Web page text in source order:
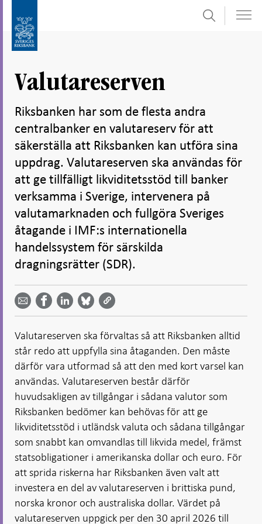
direkt
undersidor
Sök
Valutareserven
Riksbanken har som de flesta andra
centralbanker en valutareserv för att
säkerställa att Riksbanken kan utföra sina
uppdrag. Valutareserven ska användas för
att ge tillfälligt likviditetsstöd till banker
verksamma i Sverige, intervenera på
valutamarknaden och fullgöra Sveriges
åtagande i IMF:s internationella
handelssystem för särskilda
dragningsrätter (SDR).
Dela
email -
Öppnas
i ny flik
Dela på
Facebook
- Öppnas
Dela på
LinkedIn
-
Öppnas
på
Bluesky
-
i ny flik
på
Twitter
-
i ny flik
Valutareserven ska förvaltas så att Riksbanken alltid
står redo att uppfylla sina åtaganden. Den måste
därför vara utformad så att den med kort varsel kan
användas. Valutareserven består därför
huvudsakligen av tillgångar i sådana valutor som
Riksbanken bedömer kan behövas för att ge
likviditetsstöd i utländsk valuta och sådana tillgångar
som snabbt kan omvandlas till likvida medel, främst
statsobligationer i amerikanska dollar och euro. För
att sprida riskerna har Riksbanken även valt att
investera en del av valutareserven i brittiska pund,
norska kronor och australiska dollar. Värdet på
valutareserven uppgick per den 30 april 2026 till